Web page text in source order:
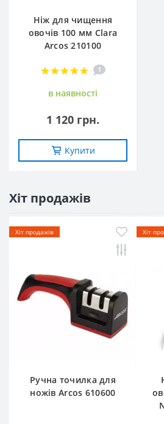
Ніж для чищення
овочів 100 мм Clara
Arcos 210100
1
в наявностi
1 120 грн.
Купити
Хіт продажів
Хіт продажів
Ручна точилка для
ножів Arcos 610600
Хіт